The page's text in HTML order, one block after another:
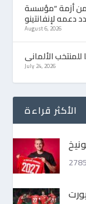
أزمة “مؤسسة
دعمه لإنفانتينو
August 6, 2026
الألمانى
July 24, 2026
الأكثر قراءة